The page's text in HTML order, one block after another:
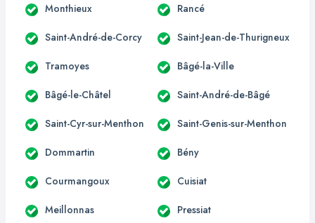
Monthieux Rancé
Saint-André-de-Corcy Saint-Jean-de-Thurigneux
Tramoyes Bâgé-la-Ville
Bâgé-le-Châtel Saint-André-de-Bâgé
Saint-Cyr-sur-Menthon Saint-Genis-sur-Menthon
Dommartin Bény
Courmangoux Cuisiat
Meillonnas Pressiat